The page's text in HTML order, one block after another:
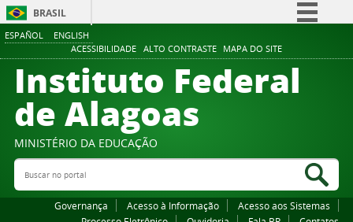
ESPAÑOL ENGLISH
ACESSIBILIDADE ALTO CONTRASTE MAPA DO SITE
BRASIL
Comunica BR
Participe
Canais
Instituto Federal
de Alagoas
MINISTÉRIO DA EDUCAÇÃO
Buscar no portal
Governança Acesso à Informação
Acesso aos Sistemas